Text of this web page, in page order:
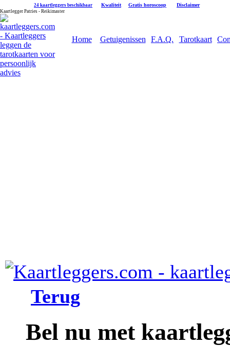
24 kaartleggers beschikbaar Kwaliteit Gratis horoscoop Disclaimer
Kaartlegger Patries - Reikimaster
Home Getuigenissen F.A.Q. Tarotkaart
Terug
Bel nu met